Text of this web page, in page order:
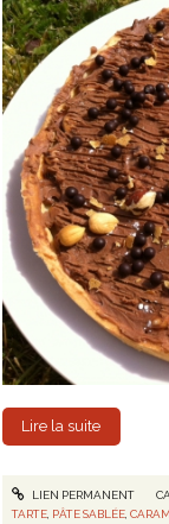
Lire la suite
LIEN PERMANENT
TARTE PÂTE SABLÉE ,